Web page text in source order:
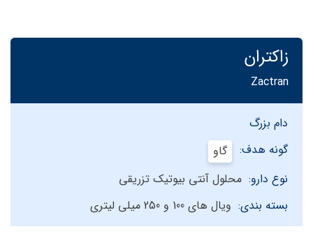
زاکتران
Zactran
دام بزرگ
گونه هدف:
گاو
نوع دارو: محلول آنتی بیوتیک تزریقی
بسته بندی: ویال های 100 و 250 میلی لیتری